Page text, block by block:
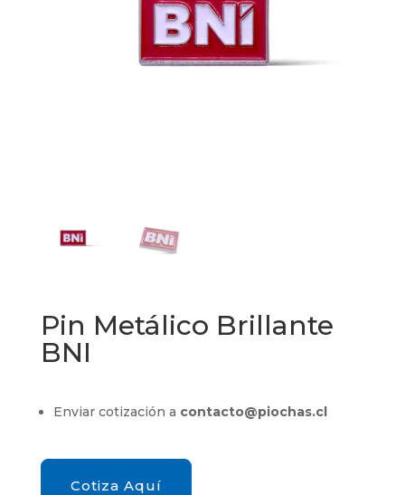
Pin Metálico Brillante
BNI
Enviar cotización a contacto@piochas.cl
Cotiza Aquí